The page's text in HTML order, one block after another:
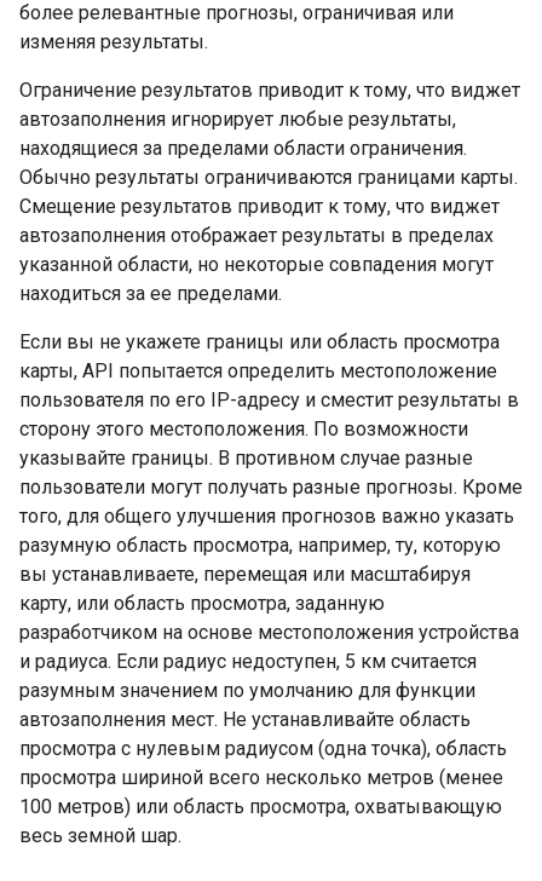
более релевантные прогнозы, ограничивая или
изменяя результаты.
Ограничение результатов приводит к тому, что виджет
автозаполнения игнорирует любые результаты,
находящиеся за пределами области ограничения.
Обычно результаты ограничиваются границами карты.
Смещение результатов приводит к тому, что виджет
автозаполнения отображает результаты в пределах
указанной области, но некоторые совпадения могут
находиться за ее пределами.
Если вы не укажете границы или область просмотра
карты, API попытается определить местоположение
пользователя по его IP-адресу и сместит результаты в
сторону этого местоположения. По возможности
указывайте границы. В противном случае разные
пользователи могут получать разные прогнозы. Кроме
того, для общего улучшения прогнозов важно указать
разумную область просмотра, например, ту, которую
вы устанавливаете, перемещая или масштабируя
карту, или область просмотра, заданную
разработчиком на основе местоположения устройства
и радиуса. Если радиус недоступен, 5 км считается
разумным значением по умолчанию для функции
автозаполнения мест. Не устанавливайте область
просмотра с нулевым радиусом (одна точка), область
просмотра шириной всего несколько метров (менее
100 метров) или область просмотра, охватывающую
весь земной шар.